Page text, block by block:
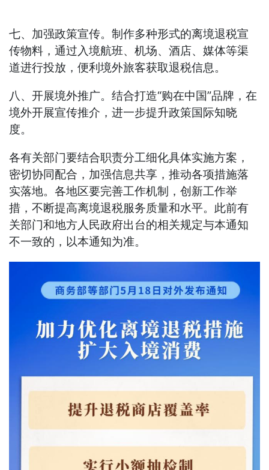
七、加强政策宣传。制作多种形式的离境退税宣
传物料，通过入境航班、机场、酒店、媒体等渠
道进行投放，便利境外旅客获取退税信息。
八、开展境外推广。结合打造“购在中国”品牌，在
境外开展宣传推介，进一步提升政策国际知晓
度。
各有关部门要结合职责分工细化具体实施方案，
密切协同配合，加强信息共享，推动各项措施落
实落地。各地区要完善工作机制，创新工作举
措，不断提高离境退税服务质量和水平。此前有
关部门和地方人民政府出台的相关规定与本通知
不一致的，以本通知为准。